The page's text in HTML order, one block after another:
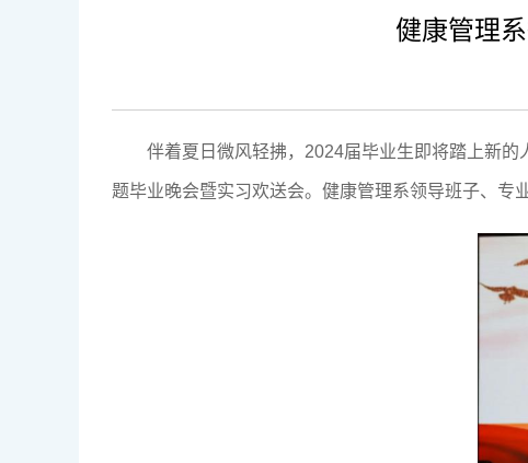
健康管理
伴着夏日微风轻拂，2024届毕业生即将踏上新的
题毕业晚会暨实习欢送会。健康管理系领导班子、专